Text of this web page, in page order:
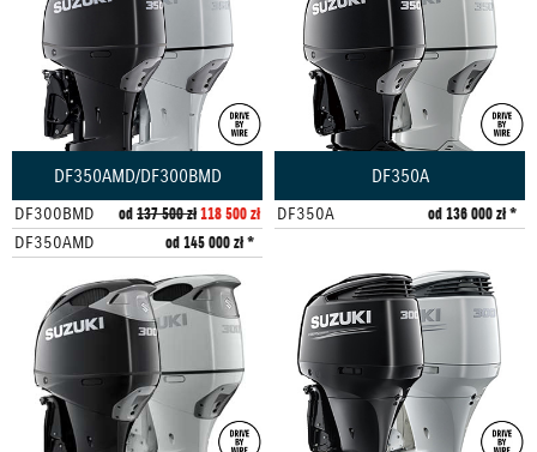
DF350AMD/DF300BMD
DF300BMD od137 500 zł118 500 zł
DF350AMD
od 145 000 zł *
DF350A
DF350A od 136 000 zł *